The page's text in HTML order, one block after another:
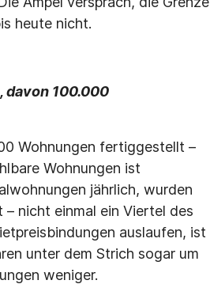
heute nicht.
davon 100.000
Wohnungen fertiggestellt –
Wohnungen ist
jährlich, wurden
– nicht einmal ein Viertel des
auslaufen, ist
unter dem Strich sogar um
weniger.